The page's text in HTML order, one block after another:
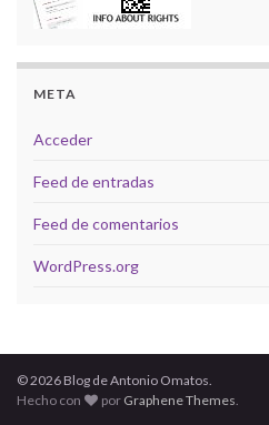
META
Acceder
Feed de entradas
Feed de comentarios
WordPress.org
© 2026 Blog de Antonio Omatos.
Hecho con
por Graphene Themes.